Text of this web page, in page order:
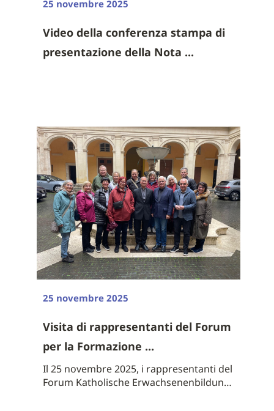
25 novembre 2025
Video della conferenza stampa di
presentazione della Nota ...
25 novembre 2025
Visita di rappresentanti del Forum
per la Formazione ...
Il 25 novembre 2025, i rappresentanti del
Forum Katholische Erwachsenenbildung